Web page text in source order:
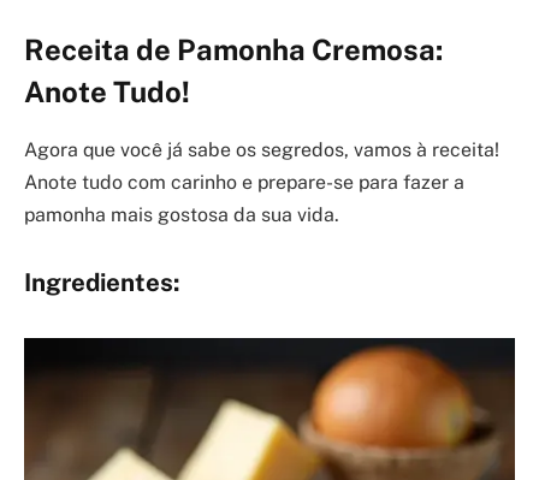
Receita de Pamonha Cremosa:
Anote Tudo!
Agora que você já sabe os segredos, vamos à receita!
Anote tudo com carinho e prepare-se para fazer a
pamonha mais gostosa da sua vida.
Ingredientes: